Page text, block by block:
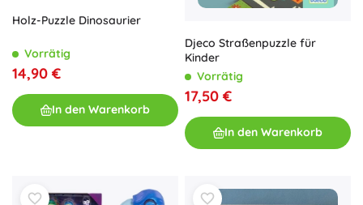
Holz-Puzzle Dinosaurier
Vorrätig
14,90 €
In den Warenkorb
Djeco Straßenpuzzle für
Kinder
Vorrätig
17,50 €
In den Warenkorb